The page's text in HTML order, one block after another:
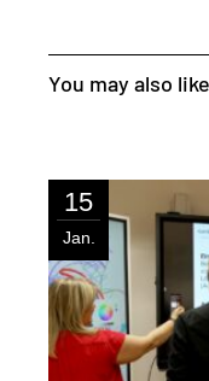
You may also like
15
Jan.